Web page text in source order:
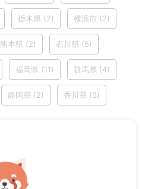
栃木県 (2) 横浜市 (2)
熊本県 (2) 石川県 (5)
福岡県 (11) 群馬県 (4)
静岡県 (2) 香川県 (3)